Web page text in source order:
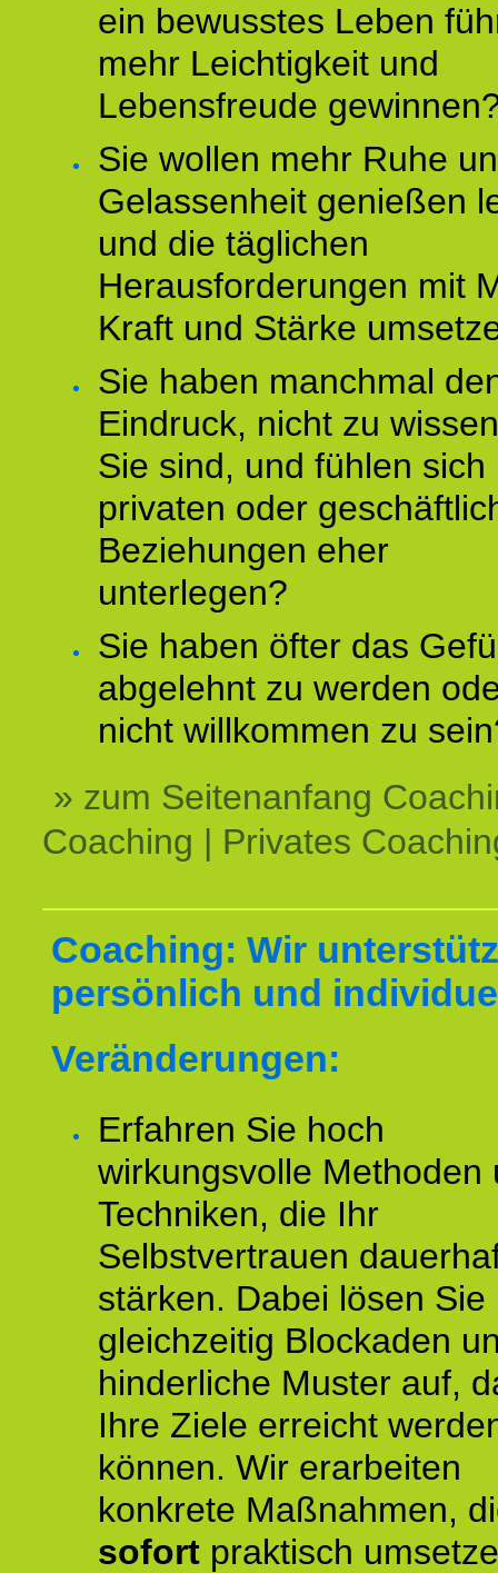
ein bewusstes Leben
mehr Leichtigkeit und
Lebensfreude
Sie wollen mehr Ruhe
Gelassenheit genießen
und die täglichen
Herausforderungen mit
Kraft und Stärke
Sie haben manchmal
Eindruck, nicht zu
Sie sind, und fühlen sich
privaten oder
Beziehungen eher
unterlegen?
Sie haben öfter das
abgelehnt zu werden
nicht willkommen zu
» zum Seitenanfang
Coaching | Privates
Coaching: Wir
persönlich und
Veränderungen:
Erfahren Sie hoch
wirkungsvolle Methoden
Techniken, die Ihr
Selbstvertrauen
stärken. Dabei lösen Sie
gleichzeitig Blockaden
hinderliche Muster auf,
Ihre Ziele erreicht
können. Wir erarbeiten
konkrete Maßnahmen,
sofort praktisch